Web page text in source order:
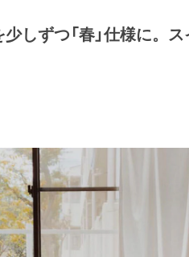
少しずつ「春」仕様に。